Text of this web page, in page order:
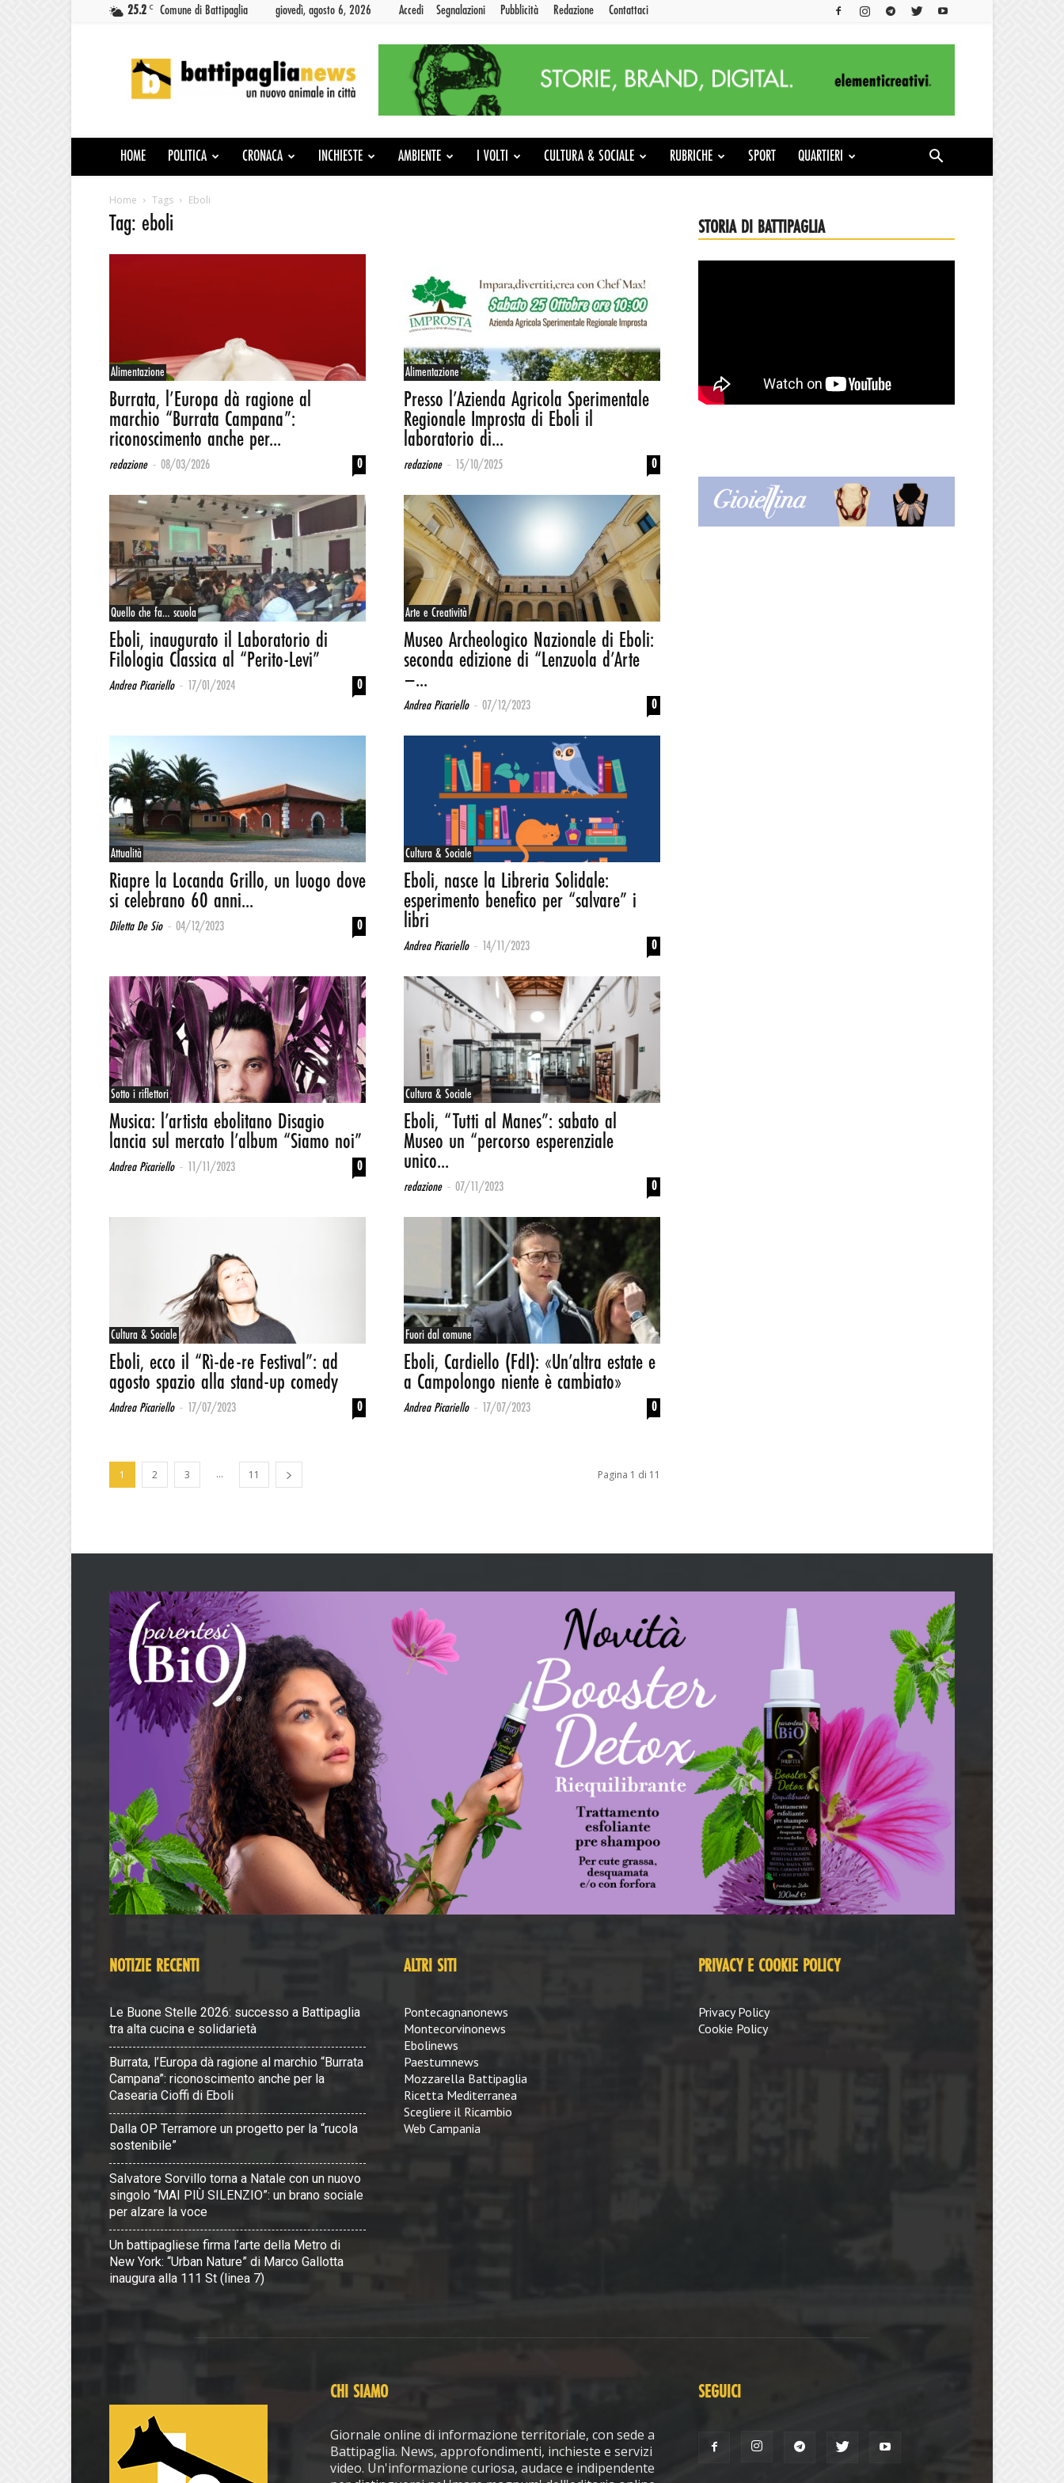
25.2 C Comune di Battipaglia giovedì, agosto 6, 2026 Accedi Segnalazioni Pubblicità Redazione Contattaci
News
HOME POLITICA CRONACA INCHIESTE AMBIENTE I VOLTI CULTURA & SOCIALE RUBRICHE SPORT QUARTIERI
Home Tags Eboli
Tag: eboli
Alimentazione
Burrata, l’Europa dà ragione al
marchio “Burrata Campana”:
riconoscimento anche per...
redazione - 08/03/2026 0
Alimentazione
Presso l’Azienda Agricola Sperimentale
Regionale Improsta di Eboli il
laboratorio di...
redazione - 15/10/2025 0
Quello che fa… scuola
Eboli, inaugurato il Laboratorio di
Filologia Classica al “Perito-Levi”
Andrea Picariello - 17/01/2024 0
Arte e Creatività
Museo Archeologico Nazionale di Eboli:
seconda edizione di “Lenzuola d’Arte
–...
Andrea Picariello - 07/12/2023 0
Attualità
Riapre la Locanda Grillo, un luogo dove
si celebrano 60 anni...
Diletta De Sio - 04/12/2023 0
Cultura & Sociale
Eboli, nasce la Libreria Solidale:
esperimento benefico per “salvare” i
libri
Andrea Picariello - 14/11/2023 0
Sotto i riflettori
Musica: l’artista ebolitano Disagio
lancia sul mercato l’album “Siamo noi”
Andrea Picariello - 11/11/2023 0
Cultura & Sociale
Eboli, “Tutti al Manes”: sabato al
Museo un “percorso esperenziale
unico...
redazione - 07/11/2023 0
Cultura & Sociale
Eboli, ecco il “Rì-de-re Festival”: ad
agosto spazio alla stand-up comedy
Andrea Picariello - 17/07/2023 0
Fuori dal comune
Eboli, Cardiello (FdI): «Un’altra estate e
a Campolongo niente è cambiato»
Andrea Picariello - 17/07/2023 0
1 2 3 ... 11 Pagina 1 di 11
STORIA DI BATTIPAGLIA
NOTIZIE RECENTI
Le Buone Stelle 2026: successo a Battipaglia
tra alta cucina e solidarietà
Burrata, l’Europa dà ragione al marchio “Burrata
Campana”: riconoscimento anche per la
Casearia Cioffi di Eboli
Dalla OP Terramore un progetto per la “rucola
sostenibile”
Salvatore Sorvillo torna a Natale con un nuovo
singolo “MAI PIÙ SILENZIO”: un brano sociale
per alzare la voce
Un battipagliese firma l’arte della Metro di
New York: “Urban Nature” di Marco Gallotta
inaugura alla 111 St (linea 7)
ALTRI SITI
Pontecagnanonews
Montecorvinonews
Ebolinews
Paestumnews
Mozzarella Battipaglia
Ricetta Mediterranea
Scegliere il Ricambio
Web Campania
PRIVACY E COOKIE POLICY
Privacy Policy
Cookie Policy
CHI SIAMO
Giornale online di informazione territoriale, con sede a
Battipaglia. News, approfondimenti, inchieste e servizi
video. Un'informazione curiosa, audace e indipendente
SEGUICI